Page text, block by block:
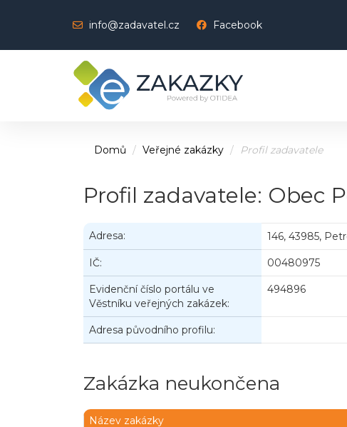
info@zadavatel.cz Facebook
Domů Veřejné zakázky Profil zadavatele
Profil zadavatele: Obec
Adresa: 146, 43985,
IČ: 00480975
Evidenční číslo portálu ve
Věstníku veřejných zakázek:
494896
Adresa původního profilu:
Zakázka neukončena
Název zakázky